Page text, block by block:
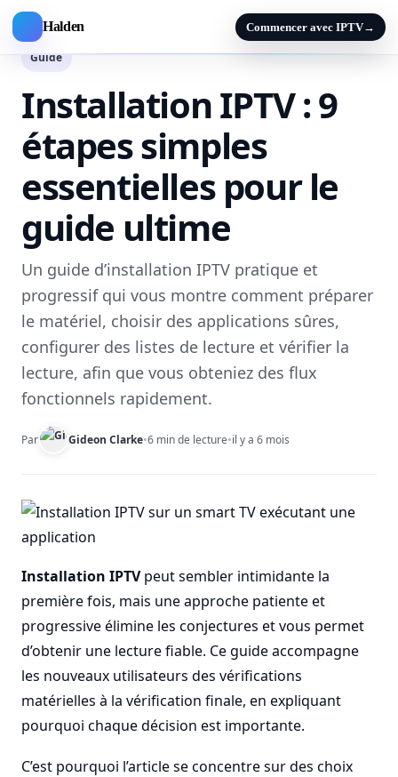
Halden Commencer avec IPTV→
Guide
Installation IPTV : 9
étapes simples
essentielles pour le
guide ultime
Un guide d’installation IPTV pratique et
progressif qui vous montre comment préparer
le matériel, choisir des applications sûres,
configurer des listes de lecture et vérifier la
lecture, afin que vous obteniez des flux
fonctionnels rapidement.
Par Gideon Clarke•6 min de lecture•il y a 6 mois
Installation IPTVpeut sembler intimidante la
première fois, mais une approche patiente et
progressive élimine les conjectures et vous permet
d’obtenir une lecture fiable. Ce guide accompagne
les nouveaux utilisateurs des vérifications
matérielles à la vérification finale, en expliquant
pourquoi chaque décision est importante.
C’est pourquoi l’article se concentre sur des choix